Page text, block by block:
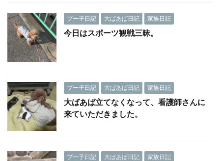
プー子日記 大ばあば日記 家族日記
今日はスポーツ観戦三昧。
プー子日記 大ばあば日記 家族日記
大ばあば立てなくなって、看護師さんに
来ていただきました。
プー子日記 大ばあば日記 家族日記